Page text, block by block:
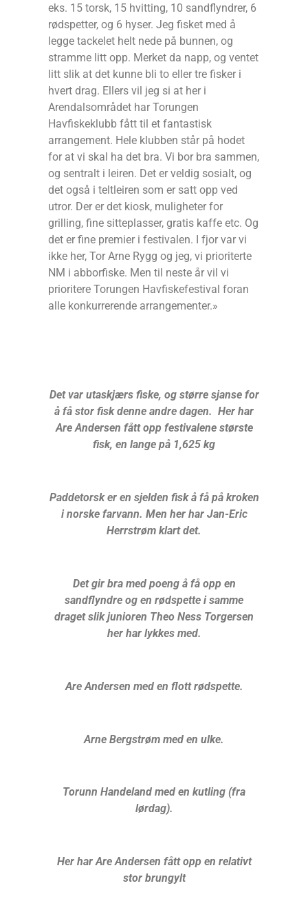
eks. 15 torsk, 15 hvitting, 10 sandflyndrer, 6
rødspetter, og 6 hyser. Jeg fisket med å
legge tackelet helt nede på bunnen, og
stramme litt opp. Merket da napp, og ventet
litt slik at det kunne bli to eller tre fisker i
hvert drag. Ellers vil jeg si at her i
Arendalsområdet har Torungen
Havfiskeklubb fått til et fantastisk
arrangement. Hele klubben står på hodet
for at vi skal ha det bra. Vi bor bra sammen,
og sentralt i leiren. Det er veldig sosialt, og
det også i teltleiren som er satt opp ved
utror. Der er det kiosk, muligheter for
grilling, fine sitteplasser, gratis kaffe etc. Og
det er fine premier i festivalen. I fjor var vi
ikke her, Tor Arne Rygg og jeg, vi prioriterte
NM i abborfiske. Men til neste år vil vi
prioritere Torungen Havfiskefestival foran
alle konkurrerende arrangementer.»
Det var utaskjærs fiske, og større sjanse for
å få stor fisk denne andre dagen. Her har
Are Andersen fått opp festivalene største
fisk, en lange på 1,625 kg
Paddetorsk er en sjelden fisk å få på kroken
i norske farvann. Men her har Jan-Eric
Herrstrøm klart det.
Det gir bra med poeng å få opp en
sandflyndre og en rødspette i samme
draget slik junioren Theo Ness Torgersen
her har lykkes med.
Are Andersen med en flott rødspette.
Arne Bergstrøm med en ulke.
Torunn Handeland med en kutling (fra
lørdag).
Her har Are Andersen fått opp en relativt
stor brungylt